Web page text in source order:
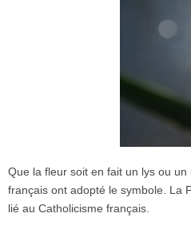
Que la fleur soit en fait un lys ou
français ont adopté le symbole. La
lié au Catholicisme français.